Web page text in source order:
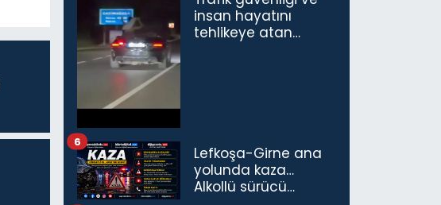
insan hayatını
tehlikeye atan
Lefkoşa-Girne ana
yolunda kaza…
Alkollü sürücü
6